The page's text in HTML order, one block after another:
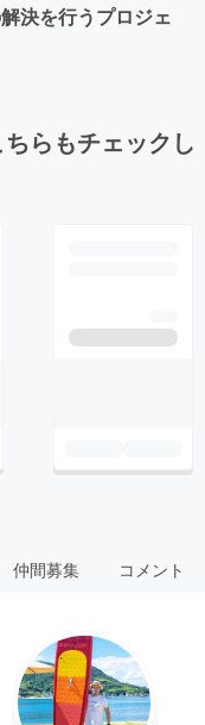
決を行うプロジェ
らもチェックし
仲間募集 コメント